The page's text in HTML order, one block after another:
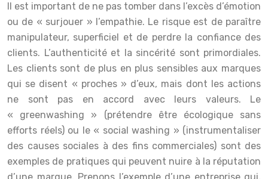
Il est important de ne pas tomber dans l’excès d’émotion
ou de « surjouer » l’empathie. Le risque est de paraître
manipulateur, superficiel et de perdre la confiance des
clients. L’authenticité et la sincérité sont primordiales.
Les clients sont de plus en plus sensibles aux marques
qui se disent « proches » d’eux, mais dont les actions
ne sont pas en accord avec leurs valeurs. Le
« greenwashing » (prétendre être écologique sans
efforts réels) ou le « social washing » (instrumentaliser
des causes sociales à des fins commerciales) sont des
exemples de pratiques qui peuvent nuire à la réputation